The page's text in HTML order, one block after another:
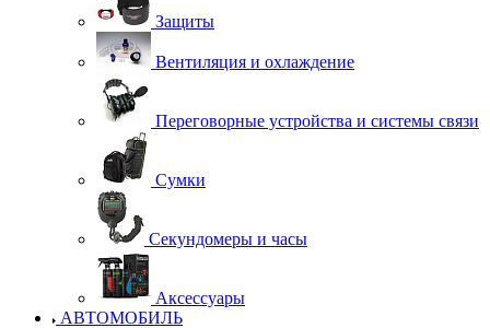
Защиты
Вентиляция и охлаждение
Переговорные устройства и системы связи
Сумки
Секундомеры и часы
Аксессуары
АВТОМОБИЛЬ